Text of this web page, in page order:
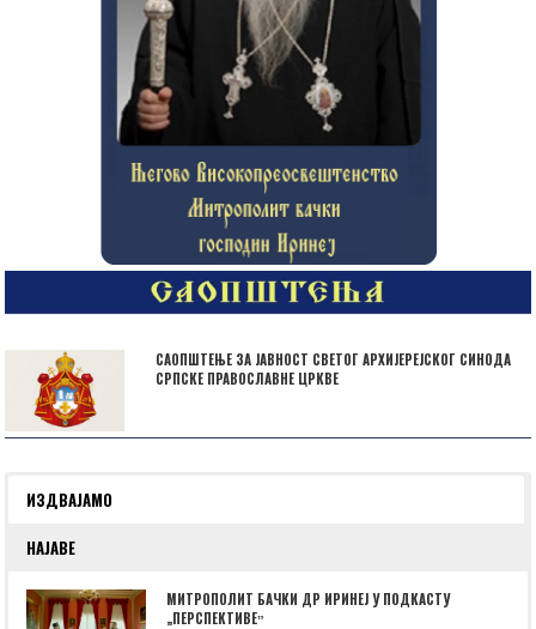
САОПШТЕЊЕ ЗА ЈАВНОСТ СВЕТОГ АРХИЈЕРЕЈСКОГ СИНОДА
СРПСКЕ ПРАВОСЛАВНЕ ЦРКВЕ
ИЗДВАЈАМО
НАЈАВЕ
МИТРОПОЛИТ БАЧКИ ДР ИРИНЕЈ У ПОДКАСТУ
„ПЕРСПЕКТИВЕˮ